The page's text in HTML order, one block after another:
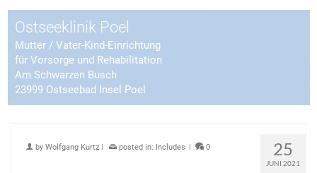
Ostseeklinik Poel
Mutter / Vater-Kind-Einrichtung
für Vorsorge und Rehabilitation
Am Schwarzen Busch
23999 Ostseebad Insel Poel
25
JUNI 2021
by Wolfgang Kurtz | posted in: Includes | 0